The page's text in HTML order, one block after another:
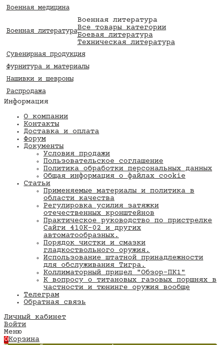
Военная медицина
Военная литература
Военная литература
Все товары категории
Боевая литература
Техническая литература
Сувенирная продукция
Фурнитура и материалы
Нашивки и шевроны
Распродажа
Информация
О компании
Контакты
Доставка и оплата
Форум
Документы
Условия продажи
Пользовательское соглашение
Политика обработки персональных данных
Общая информация о файлах cookie
Статьи
Применяемые материалы и политика в
области качества
​Регулировка усилия затяжки
отечественных кронштейнов
Практическое руководство по пристрелке
Сайги 410К-02 и других
автоматообразных.
Порядок чистки и смазки
гладкоствольного оружия.
Использование штатной принадлежности
для обслуживания Тигра.
Коллиматорный прицел "Обзор-ПК1"
К вопросу о титановых газовых поршнях в
частности и тюнинге оружия вообще
Телеграм
Обратная связь
Личный кабинет
Войти
Меню
0Корзина